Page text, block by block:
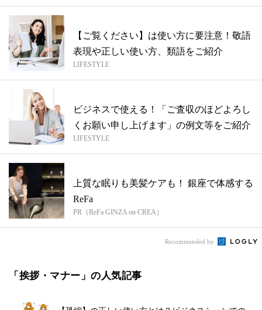
【ご覧ください】は使い方に要注意！敬語
表現や正しい使い方、類語をご紹介
LIFESTYLE
ビジネスで使える！「ご査収のほどよろし
くお願い申し上げます」の例文等をご紹介
LIFESTYLE
上質な眠りも美髪ケアも！ 銀座で体感する
ReFa
PR（ReFa GINZA on CREA）
Recommended by
「挨拶・マナー」の人気記事